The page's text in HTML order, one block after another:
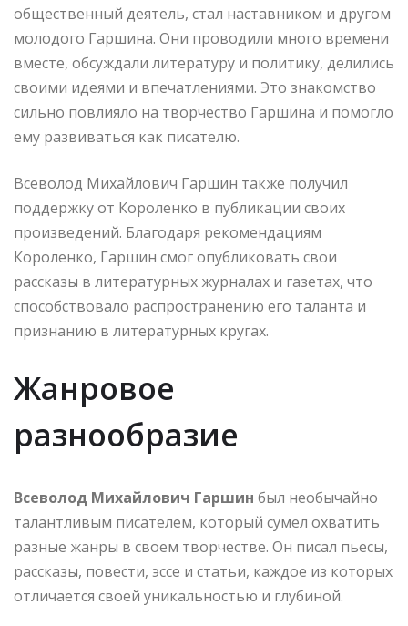
общественный деятель, стал наставником и другом
молодого Гаршина. Они проводили много времени
вместе, обсуждали литературу и политику, делились
своими идеями и впечатлениями. Это знакомство
сильно повлияло на творчество Гаршина и помогло
ему развиваться как писателю.
Всеволод Михайлович Гаршин также получил
поддержку от Короленко в публикации своих
произведений. Благодаря рекомендациям
Короленко, Гаршин смог опубликовать свои
рассказы в литературных журналах и газетах, что
способствовало распространению его таланта и
признанию в литературных кругах.
Жанровое
разнообразие
Всеволод Михайлович Гаршин был необычайно
талантливым писателем, который сумел охватить
разные жанры в своем творчестве. Он писал пьесы,
рассказы, повести, эссе и статьи, каждое из которых
отличается своей уникальностью и глубиной.